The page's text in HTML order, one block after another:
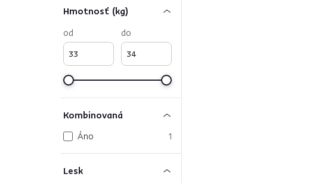
Hmotnosť (kg)
od
do
Kombinovaná
Áno 1
Lesk